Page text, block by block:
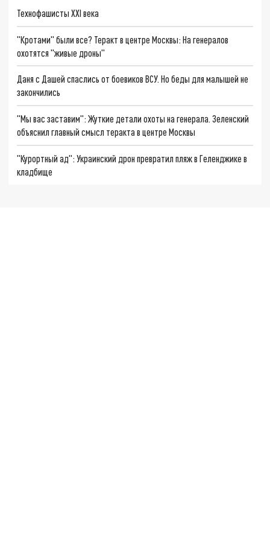
Технофашисты XXI века
"Кротами" были все? Теракт в центре Москвы: На генералов
охотятся "живые дроны"
Даня с Дашей спаслись от боевиков ВСУ. Но беды для малышей не
закончились
"Мы вас заставим": Жуткие детали охоты на генерала. Зеленский
объяснил главный смысл теракта в центре Москвы
"Курортный ад": Украинский дрон превратил пляж в Геленджике в
кладбище